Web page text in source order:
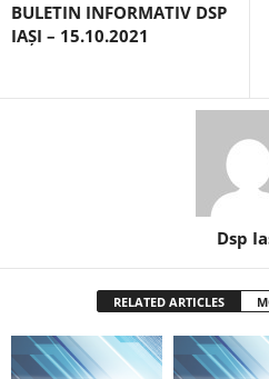
BULETIN INFORMATIV DSP
IAȘI – 15.10.2021
Dsp
RELATED ARTICLES